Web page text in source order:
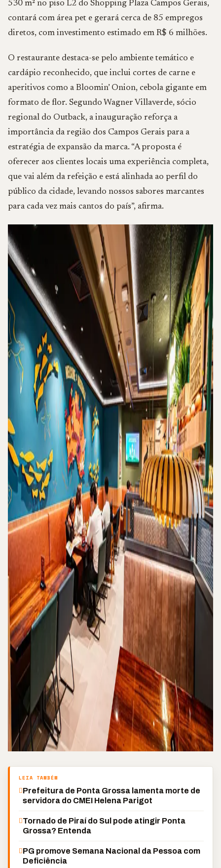
530 m² no piso L2 do Shopping Plaza Campos Gerais,
contará com área pet e gerará cerca de 85 empregos
diretos, com investimento estimado em R$ 6 milhões.
O restaurante destaca-se pelo ambiente temático e
cardápio reconhecido, que inclui cortes de carne e
aperitivos como a Bloomin’ Onion, cebola gigante em
formato de flor. Segundo Wagner Villaverde, sócio
regional do Outback, a inauguração reforça a
importância da região dos Campos Gerais para a
estratégia de expansão da marca. “A proposta é
oferecer aos clientes locais uma experiência completa,
que vai além da refeição e está alinhada ao perfil do
público da cidade, levando nossos sabores marcantes
para cada vez mais cantos do país”, afirma.
LEIA TAMBÉM
Prefeitura de Ponta Grossa lamenta morte de
servidora do CMEI Helena Parigot
Tornado de Piraí do Sul pode atingir Ponta
Grossa? Entenda
PG promove Semana Nacional da Pessoa com
Deficiência